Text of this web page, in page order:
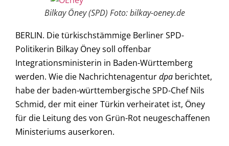
Bilkay Öney (SPD) Foto: bilkay-oeney.de
BERLIN. Die türkischstämmige Berliner SPD-
Politikerin Bilkay Öney soll offenbar
Integrationsministerin in Baden-Württemberg
werden. Wie die Nachrichtenagenturdpa berichtet,
habe der baden-württembergische SPD-Chef Nils
Schmid, der mit einer Türkin verheiratet ist, Öney
für die Leitung des von Grün-Rot neugeschaffenen
Ministeriums auserkoren.